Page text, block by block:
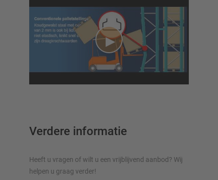
Verdere informatie
Heeft u vragen of wilt u een vrijblijvend aanbod? Wij
helpen u graag verder!
Palletstellingen
Verrijdbare stellingen
Automatische opslagsystemen
Verticale opslag
– inclusief directe aanvraag
Configureer stelling nu